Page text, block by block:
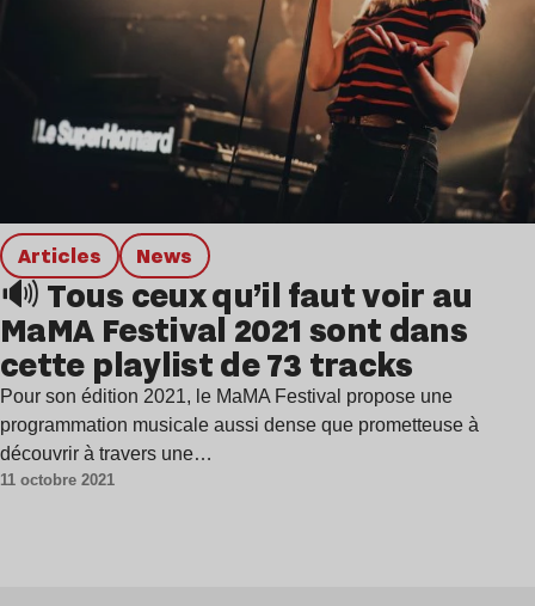
Articles news
🔊 Tous ceux qu’il faut voir au
MaMA Festival 2021 sont dans
cette playlist de 73 tracks
Pour son édition 2021, le MaMA Festival propose une
programmation musicale aussi dense que prometteuse à
découvrir à travers une…
11 octobre 2021